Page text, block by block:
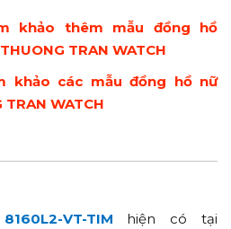
khảo thêm mẫu đồng hồ
TRAN WATCH
khảo các mẫu đồng hồ nữ
WATCH
VT-TIM
hiện có tại